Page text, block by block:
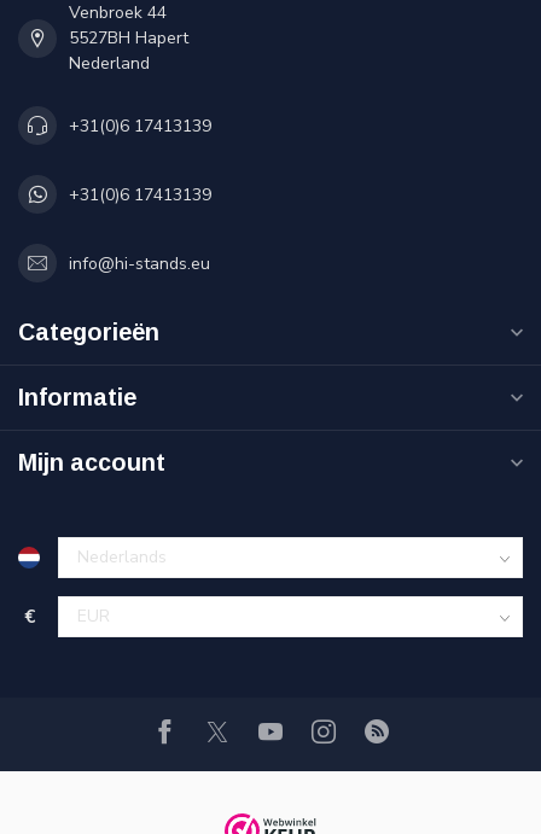
Venbroek 44
5527BH Hapert
Nederland
+31(0)6 17413139
+31(0)6 17413139
info@hi-stands.eu
Categorieën
Informatie
Mijn account
€